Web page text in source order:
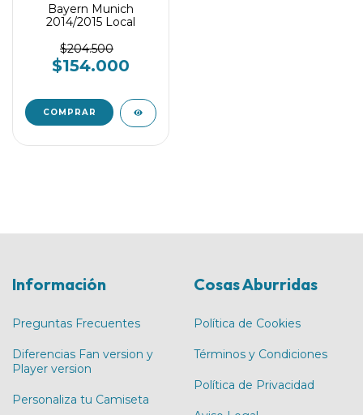
Bayern Munich
2014/2015 Local
$204.500
$154.000
COMPRAR
Información
Preguntas Frecuentes
Diferencias Fan version y
Player version
Personaliza tu Camiseta
Cosas Aburridas
Política de Cookies
Términos y Condiciones
Política de Privacidad